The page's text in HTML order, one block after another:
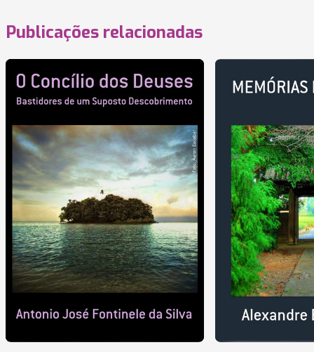
Publicações relacionadas